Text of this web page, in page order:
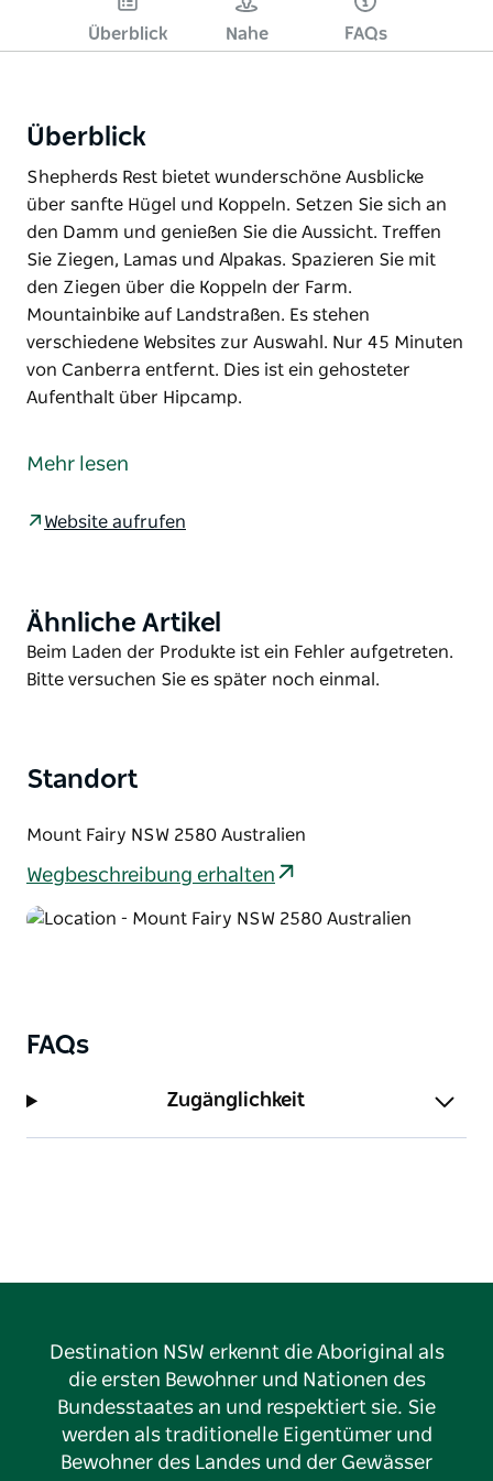
Überblick Nahe FAQs
Überblick
Shepherds Rest bietet wunderschöne Ausblicke
über sanfte Hügel und Koppeln. Setzen Sie sich an
den Damm und genießen Sie die Aussicht. Treffen
Sie Ziegen, Lamas und Alpakas. Spazieren Sie mit
den Ziegen über die Koppeln der Farm.
Mountainbike auf Landstraßen. Es stehen
verschiedene Websites zur Auswahl. Nur 45 Minuten
von Canberra entfernt. Dies ist ein gehosteter
Aufenthalt über Hipcamp.
über sanfte Hügel und Koppeln.
Aussicht. Treffen Sie Ziegen, Lamas und Alpakas.
von Canberra entfernt.
Dies ist ein gehosteter Aufenthalt über Hipcamp.
Mehr lesen
Website aufrufen
Product
List
Ähnliche Artikel
Product
List
Beim Laden der Produkte ist ein Fehler aufgetreten.
Bitte versuchen Sie es später noch einmal.
Standort
Mount Fairy NSW 2580 Australien
Wegbeschreibung erhalten
FAQs
Zugänglichkeit
Destination NSW erkennt die Aboriginal als
die ersten Bewohner und Nationen des
Bundesstaates an und respektiert sie. Sie
werden als traditionelle Eigentümer und
Bewohner des Landes und der Gewässer